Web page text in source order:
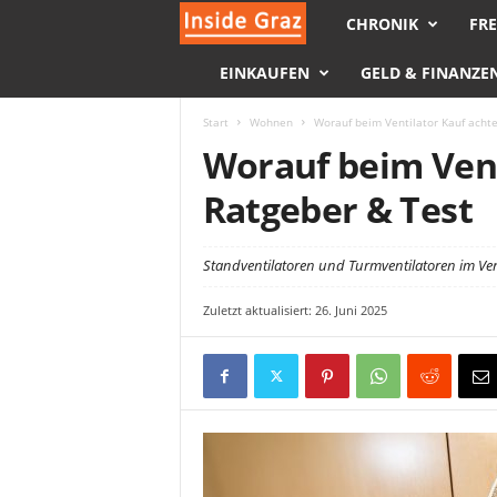
s
i
d
e
G
a
CHRONIK
EINKAUFEN GELD &
Start Wohnen Worauf beim Ventilator Kauf
Worauf beim
Ratgeber & Test
Standventilatoren und Turmventilatoren im
Zuletzt aktualisiert: 26. Juni 2025